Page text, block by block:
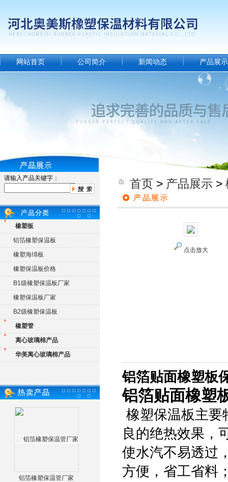
网站首页 公司简介 新闻动态 产品展示
请输入产品关键字：
橡塑板
铝箔橡塑保温板
橡塑海绵板
橡塑保温板价格
B1级橡塑保温板厂家
橡塑保温板厂家
B2级橡塑保温板
橡塑管
离心玻璃棉产品
华美离心玻璃棉产品
铝箔橡塑保温管厂家
首页 > 产品展示 >
点击放大
铝箔贴面橡塑板
铝箔贴面橡塑
橡塑保温板主要
良的绝热效果，
使水汽不易透过
方便，省工省料